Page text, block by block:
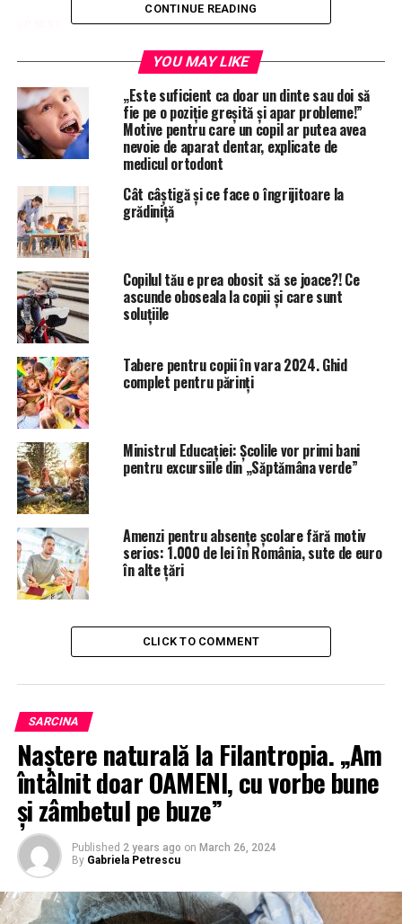
spital și am sunat la Poliție, pentru că refuzau să îmi
DON'T MISS
”Nașterea la Filantropia, din București, a fost mai
frumoasă decât cea de la Roma”
CONTINUE READING
YOU MAY LIKE
„Este suficient ca doar un dinte sau doi să
fie pe o poziție greșită și apar probleme!”
Motive pentru care un copil ar putea avea
nevoie de aparat dentar, explicate de
medicul ortodont
Cât câștigă și ce face o îngrijitoare la
grădiniță
Copilul tău e prea obosit să se joace?! Ce
ascunde oboseala la copii și care sunt
soluțiile
Tabere pentru copii în vara 2024. Ghid
complet pentru părinți
Ministrul Educației: Școlile vor primi bani
pentru excursiile din „Săptămâna verde”
Amenzi pentru absențe școlare fără motiv
serios: 1.000 de lei în România, sute de euro
în alte țări
CLICK TO COMMENT
SARCINA
Naștere naturală la Filantropia. „Am
întâlnit doar OAMENI, cu vorbe bune
și zâmbetul pe buze”
Published 2 years ago on March 26, 2024
By Gabriela Petrescu